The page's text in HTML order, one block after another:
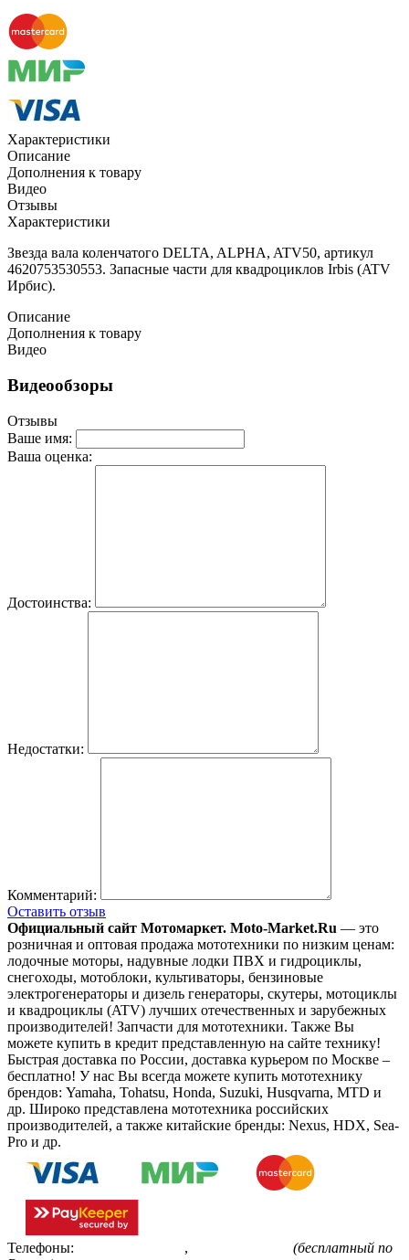
Характеристики
Описание
Дополнения к товару
Видео
Отзывы
Характеристики
Звезда вала коленчатого DELTA, ALPHA, ATV50, артикул
4620753530553. Запасные части для квадроциклов Irbis (ATV
Ирбис).
Описание
Дополнения к товару
Видео
Видеообзоры
Отзывы
Ваше имя:
Ваша оценка:
Достоинства:
Недостатки:
Комментарий:
Оставить отзыв
Официальный сайт Мотомаркет. Moto-Market.Ru — это
розничная и оптовая продажа мототехники по низким ценам:
лодочные моторы, надувные лодки ПВХ и гидроциклы,
снегоходы, мотоблоки, культиваторы, бензиновые
электрогенераторы и дизель генераторы, скутеры, мотоциклы
и квадроциклы (ATV) лучших отечественных и зарубежных
производителей! Запчасти для мототехники. Также Вы
можете купить в кредит представленную на сайте технику!
Быстрая доставка по России, доставка курьером по Москве –
бесплатно! У нас Вы всегда можете купить мототехнику
брендов: Yamaha, Tohatsu, Honda, Suzuki, Husqvarna, MTD и
др. Широко представлена мототехника российских
производителей, а также китайские бренды: Nexus, HDX, Sea-
Pro и др.
Телефоны: ,
(бесплатный по